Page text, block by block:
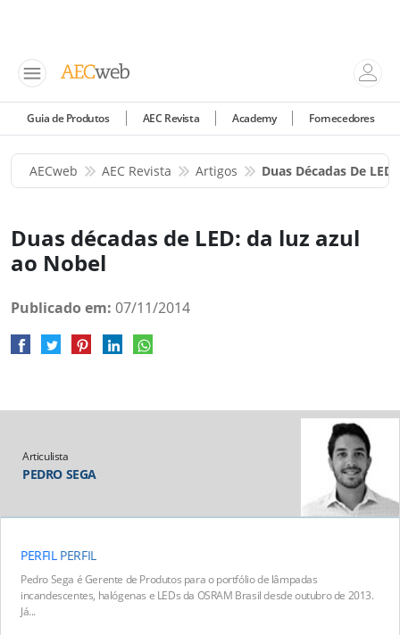
Guia de Produtos AEC Revista Academy Fornecedores
AECweb AEC Revista Artigos Duas Décadas De
Duas décadas de LED: da luz azul
ao Nobel
Publicado em: 07/11/2014
Articulista
PEDRO SEGA
PERFIL PERFIL
Pedro Sega é Gerente de Produtos para o portfólio de lâmpadas
incandescentes, halógenas e LEDs da OSRAM Brasil desde outubro de 2013.
Já...